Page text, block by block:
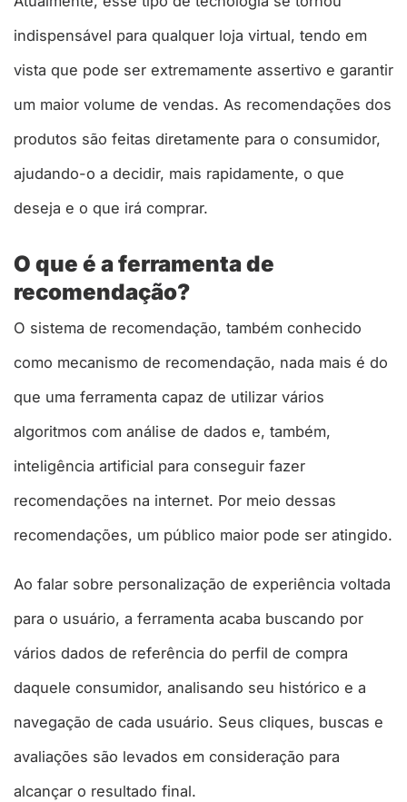
indispensável para qualquer loja virtual, tendo em
vista que pode ser extremamente assertivo e garantir
um maior volume de vendas. As recomendações dos
produtos são feitas diretamente para o consumidor,
ajudando-o a decidir, mais rapidamente, o que
deseja e o que irá comprar.
O que é a ferramenta de
recomendação?
O sistema de recomendação, também conhecido
como mecanismo de recomendação, nada mais é do
que uma ferramenta capaz de utilizar vários
algoritmos com análise de dados e, também,
inteligência artificial para conseguir fazer
recomendações na internet. Por meio dessas
recomendações, um público maior pode ser atingido.
Ao falar sobre personalização de experiência voltada
para o usuário, a ferramenta acaba buscando por
vários dados de referência do perfil de compra
daquele consumidor, analisando seu histórico e a
navegação de cada usuário. Seus cliques, buscas e
avaliações são levados em consideração para
alcançar o resultado final.